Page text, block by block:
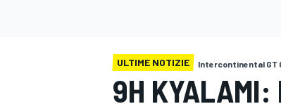
ULTIME NOTIZIE Intercontinental GT
9H KYALAMI: